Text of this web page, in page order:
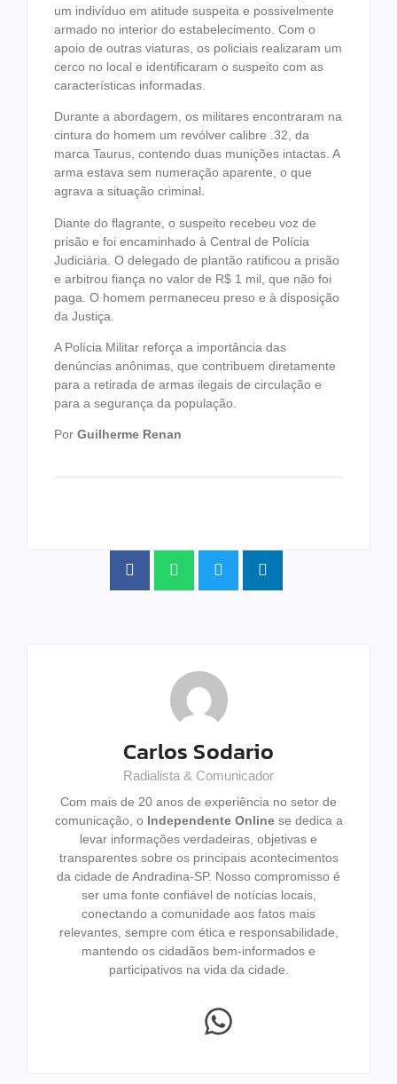
um indivíduo em atitude suspeita e possivelmente
armado no interior do estabelecimento. Com o
apoio de outras viaturas, os policiais realizaram um
cerco no local e identificaram o suspeito com as
características informadas.
Durante a abordagem, os militares encontraram na
cintura do homem um revólver calibre .32, da
marca Taurus, contendo duas munições intactas. A
arma estava sem numeração aparente, o que
agrava a situação criminal.
Diante do flagrante, o suspeito recebeu voz de
prisão e foi encaminhado à Central de Polícia
Judiciária. O delegado de plantão ratificou a prisão
e arbitrou fiança no valor de R$ 1 mil, que não foi
paga. O homem permaneceu preso e à disposição
da Justiça.
A Polícia Militar reforça a importância das
denúncias anônimas, que contribuem diretamente
para a retirada de armas ilegais de circulação e
para a segurança da população.
Por Guilherme Renan
Carlos Sodario
Radialista & Comunicador
Com mais de 20 anos de experiência no setor de
comunicação, o Independente Onlinese dedica a
levar informações verdadeiras, objetivas e
transparentes sobre os principais acontecimentos
da cidade de Andradina-SP. Nosso compromisso é
ser uma fonte confiável de notícias locais,
conectando a comunidade aos fatos mais
relevantes, sempre com ética e responsabilidade,
mantendo os cidadãos bem-informados e
participativos na vida da cidade.